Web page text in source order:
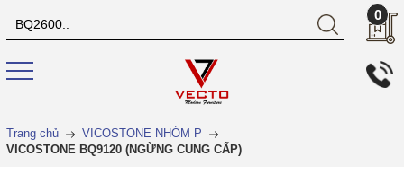
0
Trang chủ
VICOSTONE NHÓM P
VICOSTONE BQ9120 (NGỪNG CUNG CẤP)